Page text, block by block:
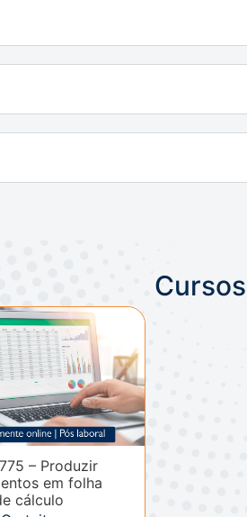
– Produzir
em folha
cálculo